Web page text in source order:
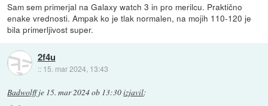
Sam sem primerjal na Galaxy watch 3 in pro merilcu. Praktično
enake vrednosti. Ampak ko je tlak normalen, na mojih 110-120 je
bila primerljivost super.
2f4u
:: 15. mar 2024, 13:43
Badwolffje 15. mar 2024 ob 13:30izjavil: